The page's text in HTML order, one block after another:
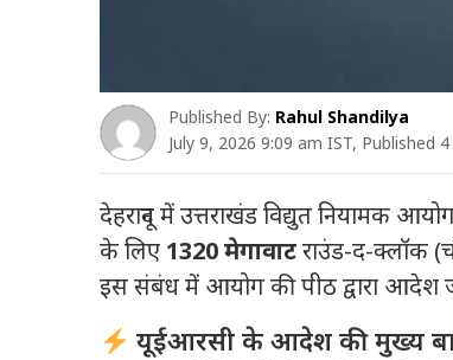
Published By: Rahul Shandilya
July 9, 2026 9:09 am IST, Published
देहरादून में उत्तराखंड विद्युत नियामक
के लिए 1320 मेगावाटराउंड-द-क्लॉक
इस संबंध में आयोग की पीठ द्वारा आदेश
यूईआरसी के आदेश की मुख्य